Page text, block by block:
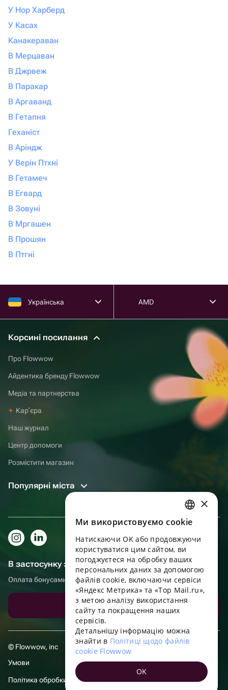
У Нор Харберд
У Касах
Канакераван
В Мерцаван
В Джрвеж
В Паракар
В Аргаванд
В Гетапня
Геханіст
В Аріндж
У Верін Птхні
В Гетамеч
В Егвард
В Зовуні
В Мргашен
В Прошян
В Птгні
Українська AMD
Корсині посилання
Про Flowwow
Айдентика бренду Flowwow
Медіа та партнерства
Карʼєра
Наш журнал
Центр допомоги
Розмістити магазин
Популярні міста
В застосунку зручніше!
Оплата бонусами, самовивіз, зручний чат підтримки
Завантажити додаток
© Flowwow, inc
Умови
Політика обробки даних
RUSSIAN
ENGLISH
UKRAINIAN
PORTUGUESE
SPANISH
HUNGARIAN
FRENCH
TURKISH
×
Ми використовуємо cookie
Натискаючи OK або продовжуючи
користуватися цим сайтом, ви
погоджуєтеся на обробку ваших
персональних даних за допомогою
файлів cookie, включаючи сервіси
«Яндекс Метрика» та «Top Mail.ru»,
з метою аналізу використання
сайту та покращення наших
сервісів.
Детальнішу інформацію можна
знайти в Політиці щодо файлів
cookie Flowwow
OK